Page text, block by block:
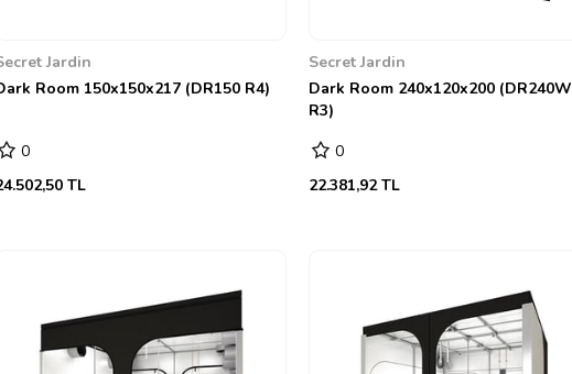
Jardin
Room 150x150x217 (DR150 R4)
0
TL
Secret Jardin
Dark Room 240x120x200 (DR240W
R3)
0
22.381,92 TL